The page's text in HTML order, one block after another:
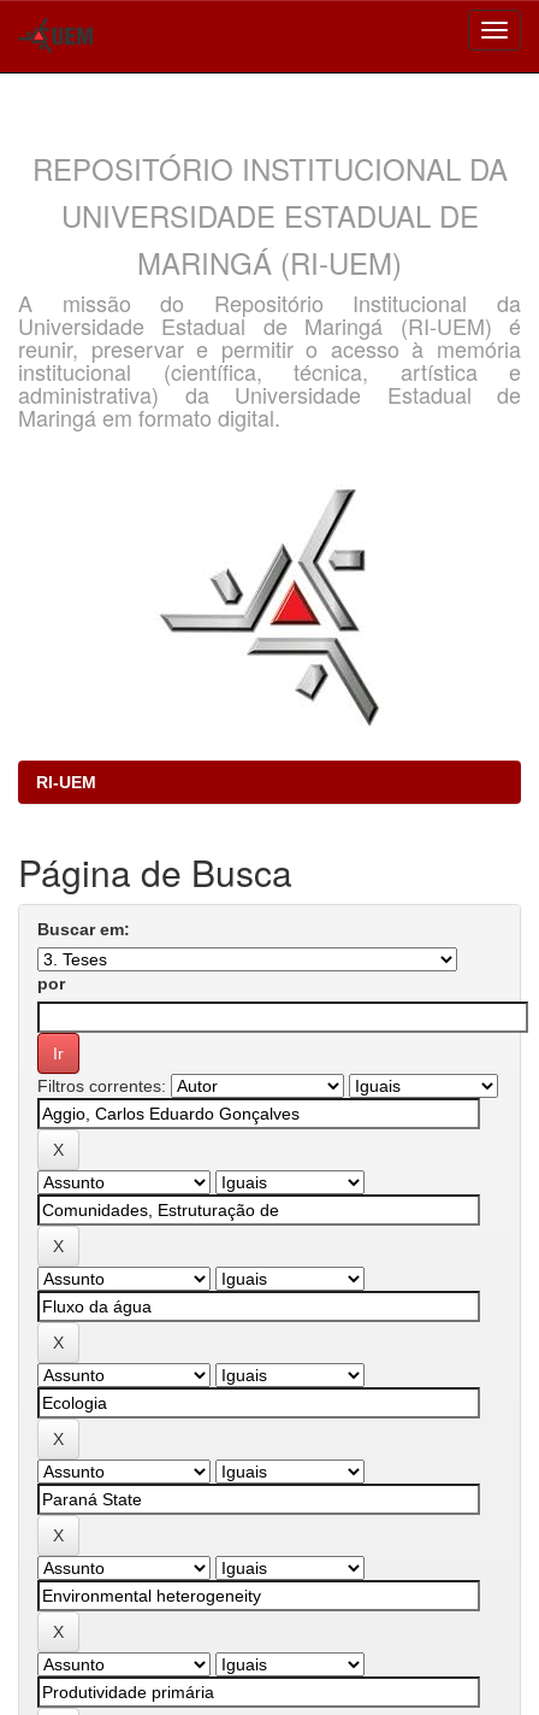
REPOSITÓRIO INSTITUCIONAL DA
UNIVERSIDADE ESTADUAL DE
MARINGÁ (RI-UEM)
A missão do Repositório Institucional da
Universidade Estadual de Maringá (RI-UEM) é
reunir, preservar e permitir o acesso à memória
institucional (científica, técnica, artística e
administrativa) da Universidade Estadual de
Maringá em formato digital.
RI-UEM
Página de Busca
Buscar em:
por
Filtros correntes: